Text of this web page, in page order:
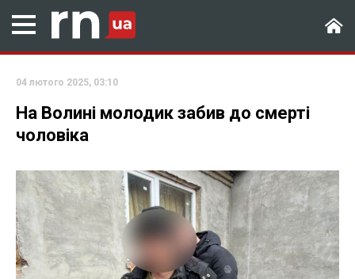
04 лютого 2025, 03:10
На Волині молодик забив до смерті
чоловіка